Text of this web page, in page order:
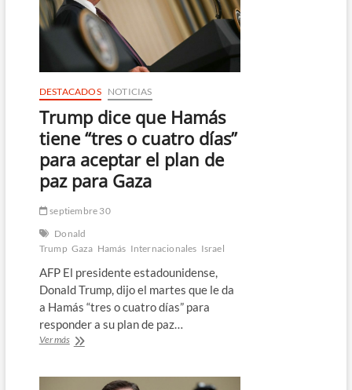
Chicago
y
el
gobernador
de
Illinois
DESTACADOS NOTICIAS
Trump dice que Hamás
tiene “tres o cuatro días”
para aceptar el plan de
paz para Gaza
septiembre 30
Donald
Trump Gaza Hamás Internacionales Israel
AFP El presidente estadounidense,
Donald Trump, dijo el martes que le da
a Hamás “tres o cuatro días” para
responder a su plan de paz…
Ver másTrump